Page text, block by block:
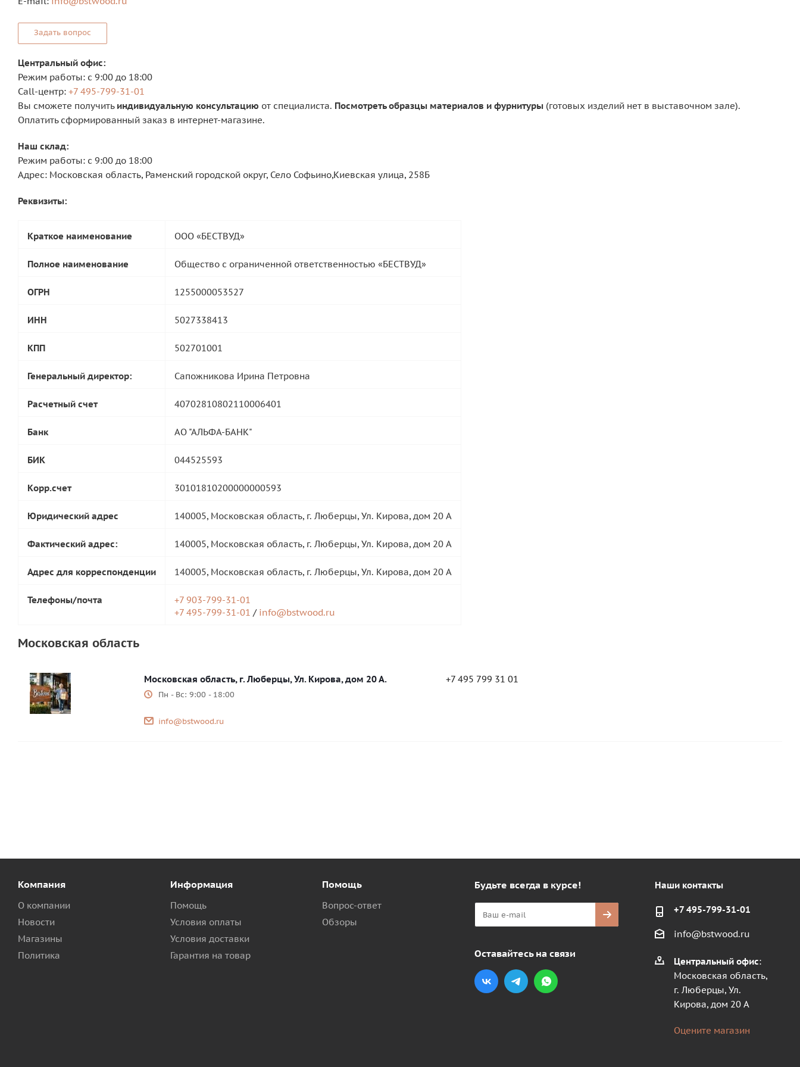
Задать вопрос
Центральный офис:
Режим работы: с 9:00 до 18:00
Сall-центр: +7 495-799-31-01
Вы сможете получить индивидуальную консультацию от специалиста. Посмотреть образцы материалов и фурнитуры (готовых изделий нет в выставочном зале).
Оплатить сформированный заказ в интернет-магазине.
Наш склад:
Режим работы: с 9:00 до 18:00
Адрес: Московская область, Раменский городской округ, Село Софьино,Киевская улица, 258Б
Реквизиты:
Краткое наименование ООО «БЕСТВУД»
Полное наименование Общество с ограниченной ответственностью «БЕСТВУД»
ОГРН 1255000053527
ИНН 5027338413
КПП 502701001
Генеральный директор: Сапожникова Ирина Петровна
Расчетный счет 40702810802110006401
Банк АО "АЛЬФА-БАНК"
БИК 044525593
Корр.счет 30101810200000000593
Юридический адрес 140005, Московская область, г. Люберцы, Ул. Кирова, дом 20 А
Фактический адрес: 140005, Московская область, г. Люберцы, Ул. Кирова, дом 20 А
Адрес для корреспонденции 140005, Московская область, г. Люберцы, Ул. Кирова, дом 20 А
Телефоны/почта
+7 903-799-31-01
+7 495-799-31-01 / info@bstwood.ru
Московская область
Московская область, г. Люберцы, Ул. Кирова, дом 20 А.
Пн - Вс: 9:00 - 18:00
info@bstwood.ru
+7 495 799 31 01
Компания
О компании
Новости
Магазины
Политика
Информация
Помощь
Условия оплаты
Условия доставки
Гарантия на товар
Помощь
Вопрос-ответ
Обзоры
Будьте всегда в курсе!
Оставайтесь на связи
Наши контакты
+7 495-799-31-01
info@bstwood.ru
Центральный офис:
Московская область,
г. Люберцы, Ул.
Кирова, дом 20 А
Оцените магазин